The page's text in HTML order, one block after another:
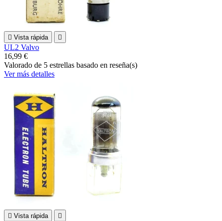
 Vista rápida 
UL2 Valvo
16,99 €
Valorado de 5 estrellas basado en reseña(s)
Ver más detalles
 Vista rápida 